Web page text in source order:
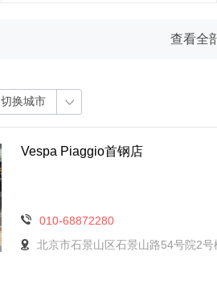
查看全
切换城市
Vespa Piaggio首钢店
010-68872280
北京市石景山区石景山路54号院2